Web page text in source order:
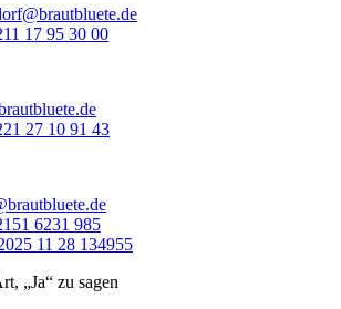
17 95 30 00
27 10 91 43
6231 985
„Ja“ zu sagen